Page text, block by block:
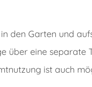
den Garten und
über eine separate
ist auch